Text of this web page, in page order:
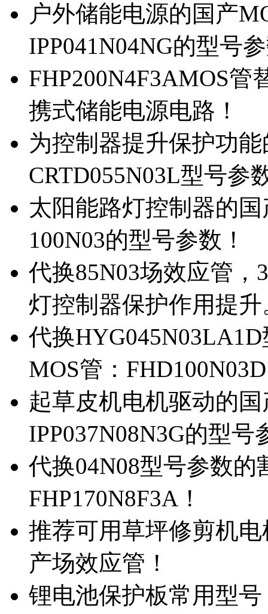
户外储能电源的国产
IPP041N04NG的型号
FHP200N4F3AMOS管
携式储能电源电路！
为控制器提升保护功
CRTD055N03L型号参
太阳能路灯控制器的
100N03的型号参数！
代换85N03场效应管
灯控制器保护作用提升
代换
MOS管：
起草皮机电机驱动的
IPP037N08N3G的型号
代换04N08型号参数
FHP170N8F3A！
推荐可用草坪修剪机电
产场效应管！
锂电池保护板常用型号